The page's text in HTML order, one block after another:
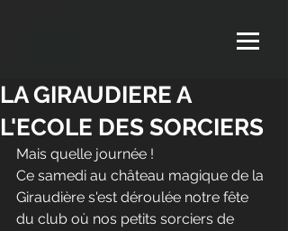
LA GIRAUDIERE A
L'ECOLE DES SORCIERS
Mais quelle journée !
Ce samedi au château magique de la
Giraudière s'est déroulée notre fête
du club où nos petits sorciers de